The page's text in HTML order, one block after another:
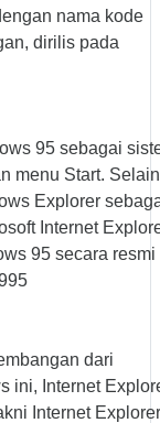
nama kode
dirilis pada
95 sebagai
menu Start. Selain
Explorer
Internet
95 secara resmi
dari
ini, Internet
Internet Explorer